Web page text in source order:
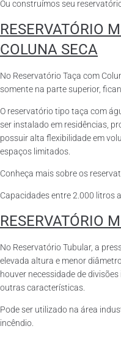
Ou construímos seu
RESERVATÓRIO
COLUNA SECA
No Reservatório Taça com
somente na parte superior,
O reservatório tipo taça com
ser instalado em residências,
possuir alta flexibilidade em
espaços limitados.
Conheça mais sobre os
Capacidades entre 2.000 litros
RESERVATÓRIO
No Reservatório Tubular, a
elevada altura e menor
houver necessidade de
outras características.
Pode ser utilizado na área
incêndio.